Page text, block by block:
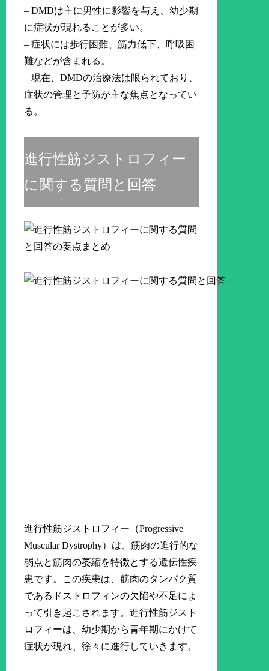
– DMDは主に男性に影響を与え、幼少期
に症状が現れることが多い。
– 症状には歩行困難、筋力低下、呼吸困
難などが含まれる。
– 現在、DMDの治療法は限られており、
症状の管理と予防が主な焦点となってい
る。
進行性筋ジストロフィー
に関する質問と回答
進行性筋ジストロフィー（Progressive
Muscular Dystrophy）は、筋肉の進行的な
弱点と筋肉の萎縮を特徴とする遺伝性疾
患です。この疾患は、筋肉のタンパク質
であるドストロフィンの欠陥や不足によ
って引き起こされます。進行性筋ジスト
ロフィーは、幼少期から青年期にかけて
症状が現れ、徐々に進行していきます。